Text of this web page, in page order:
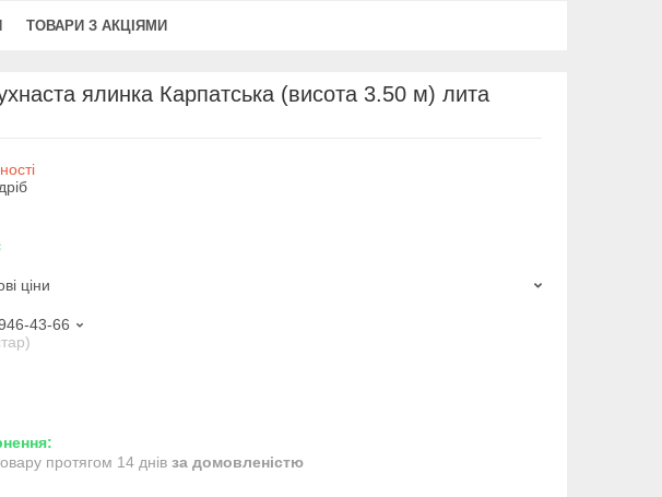
ТОВАРИ З АКЦІЯМИ
ялинка Карпатська (висота 3.50 м) лита
ціни
43-66
протягом 14 днів за домовленістю